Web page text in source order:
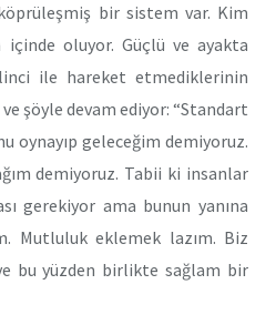
bir sistem var. Kim
oluyor. Güçlü ve ayakta
ile hareket etmediklerinin
şöyle devam ediyor: “Standart
oynayıp geleceğim demiyoruz.
demiyoruz. Tabii ki insanlar
gerekiyor ama bunun yanına
Mutluluk eklemek lazım. Biz
bu yüzden birlikte sağlam bir